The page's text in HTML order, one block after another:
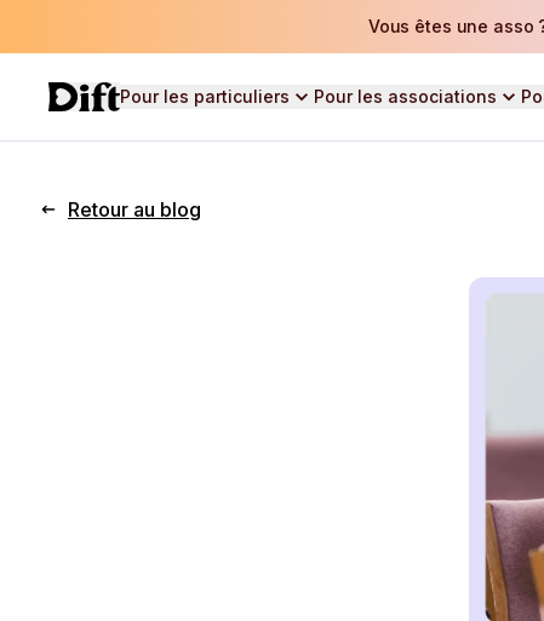
Vous êtes une asso
Pour les particuliers Pour les associations
Retour au blog